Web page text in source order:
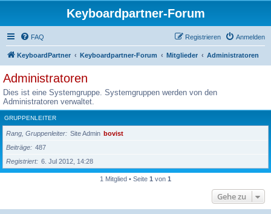
Keyboardpartner-Forum
FAQ Anmelden
Registrieren
KeyboardPartner Keyboardpartner-Forum Mitglieder Administratoren
Administratoren
Dies ist eine Systemgruppe. Systemgruppen werden von den
Administratoren verwaltet.
GRUPPENLEITER
Rang, Gruppenleiter Site Admin bovist
Beiträge
487
Registriert
6. Jul 2012, 14:28
1 Mitglied • Seite 1 von 1
Gehe zu